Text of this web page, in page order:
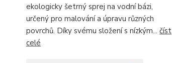
ekologicky šetrný sprej na vodní bázi,
určený pro malování a úpravu různých
povrchů. Díky svému složení s nízkým... číst
celé